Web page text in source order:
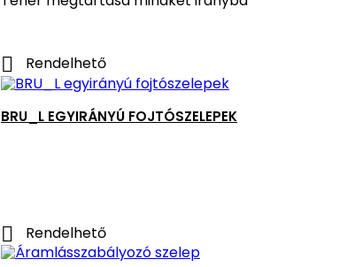
 Rendelhető
BRU_L EGYIRÁNYÚ FOJTÓSZELEPEK
 Rendelhető